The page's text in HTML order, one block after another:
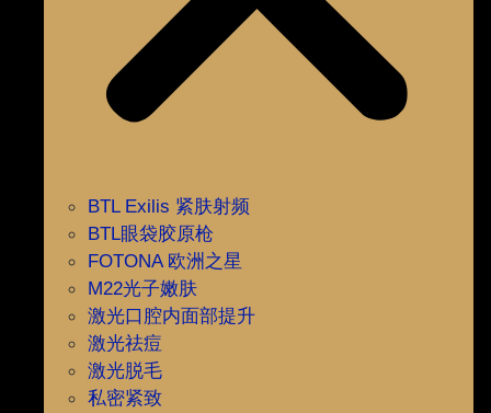
BTL Exilis 紧肤射频
BTL眼袋胶原枪
FOTONA 欧洲之星
M22光子嫩肤
激光口腔内面部提升
激光祛痘
激光脱毛
私密紧致